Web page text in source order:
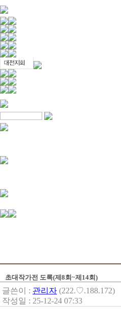
초대작가전 도록(제8회~제14회)
글쓴이 : 관리자 (222.♡.188.172)
작성일 : 25-12-24 07:33